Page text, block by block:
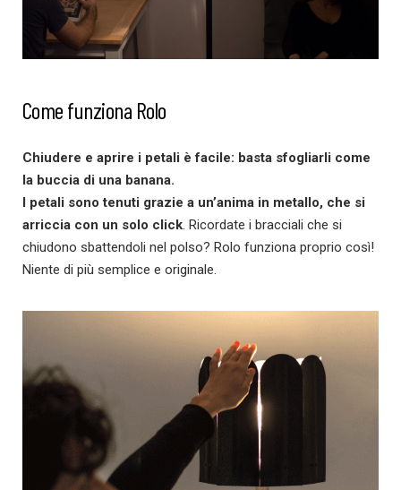
Come funziona Rolo
Chiudere e aprire i petali è facile: basta sfogliarli come
la buccia di una banana.
I petali sono tenuti grazie a un’anima in metallo, che si
arriccia con un solo click. Ricordate i bracciali che si
chiudono sbattendoli nel polso? Rolo funziona proprio così!
Niente di più semplice e originale.